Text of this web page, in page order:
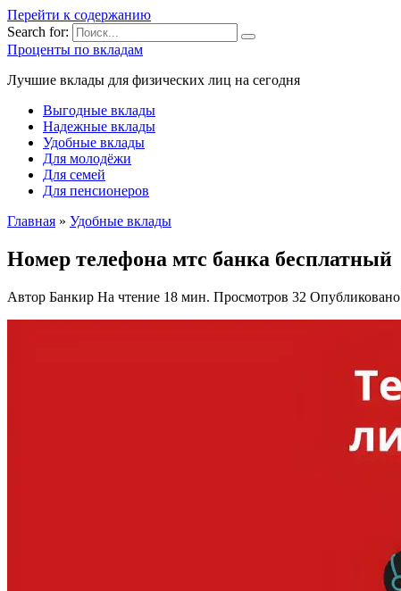
Перейти к содержанию
Search for:
Проценты по вкладам
Лучшие вклады для физических лиц на сегодня
Выгодные вклады
Надежные вклады
Удобные вклады
Для молодёжи
Для семей
Для пенсионеров
Главная » Удобные вклады
Номер телефона мтс банка бесплатный
Автор Банкир На чтение 18 мин. Просмотров 32 Опубликовано